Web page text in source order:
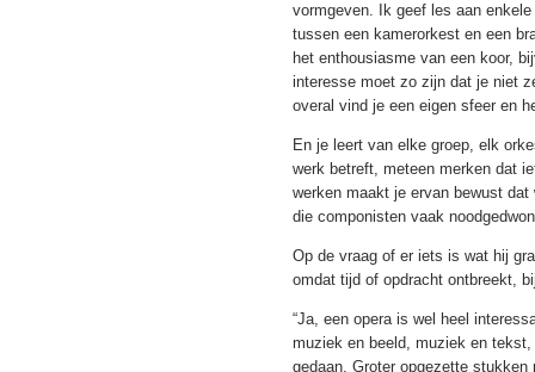
vormgeven. Ik geef les aan
tussen een kamerorkest en een
het enthousiasme van een koor,
interesse moet zo zijn dat je niet
overal vind je een eigen sfeer en
En je leert van elke groep, elk
werk betreft, meteen merken dat
werken maakt je ervan bewust
die componisten vaak
Op de vraag of er iets is wat hij
omdat tijd of opdracht ontbreekt,
“Ja, een opera is wel heel
muziek en beeld, muziek en
gedaan. Groter opgezette